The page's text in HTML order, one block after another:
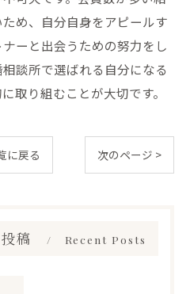
め、自分自身をアピールす
ーと出会うための努力をし
談所で選ばれる自分になる
取り組むことが大切です。
に戻る 次のページ >
稿 Recent Posts